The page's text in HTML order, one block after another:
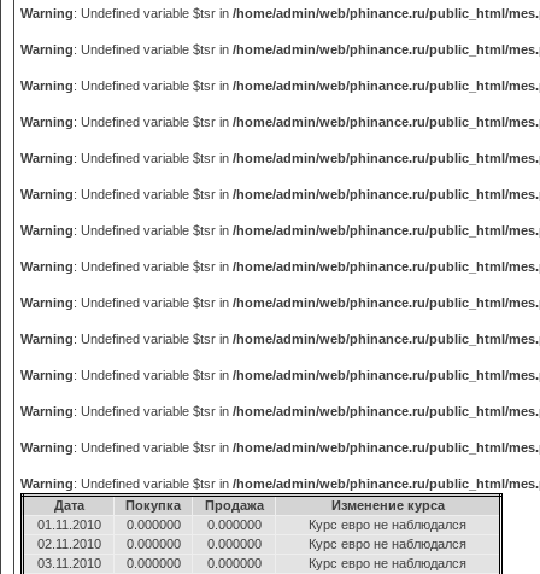
Warning: Undefined variable $tsr in /home/admin/web/phinance.ru/public_html/
Warning: Undefined variable $tsr in /home/admin/web/phinance.ru/public_html/
Warning: Undefined variable $tsr in /home/admin/web/phinance.ru/public_html/
Warning: Undefined variable $tsr in /home/admin/web/phinance.ru/public_html/
Warning: Undefined variable $tsr in /home/admin/web/phinance.ru/public_html/
Warning: Undefined variable $tsr in /home/admin/web/phinance.ru/public_html/
Warning: Undefined variable $tsr in /home/admin/web/phinance.ru/public_html/
Warning: Undefined variable $tsr in /home/admin/web/phinance.ru/public_html/
Warning: Undefined variable $tsr in /home/admin/web/phinance.ru/public_html/
Warning: Undefined variable $tsr in /home/admin/web/phinance.ru/public_html/
Warning: Undefined variable $tsr in /home/admin/web/phinance.ru/public_html/
Warning: Undefined variable $tsr in /home/admin/web/phinance.ru/public_html/
Warning: Undefined variable $tsr in /home/admin/web/phinance.ru/public_html/
Warning: Undefined variable $tsr in /home/admin/web/phinance.ru/public_html/
Дата
Покупка Продажа
Изменение курса
01.11.2010
0.000000 0.000000
Курс евро не наблюдался
02.11.2010
0.000000 0.000000
Курс евро не наблюдался
03.11.2010
0.000000 0.000000
Курс евро не наблюдался